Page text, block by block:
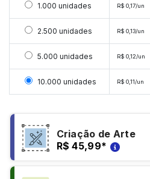
Selecionar 1000 unidades
1.000 unidades R$ 0,17/un
Selecionar 2500 unidades
2.500 unidades R$ 0,13/un
Selecionar 5000 unidades
5.000 unidades R$ 0,12/un
Selecionar 10000 unidades
10.000 unidades R$ 0,11/un
Criação de Arte
R$ 45,99*